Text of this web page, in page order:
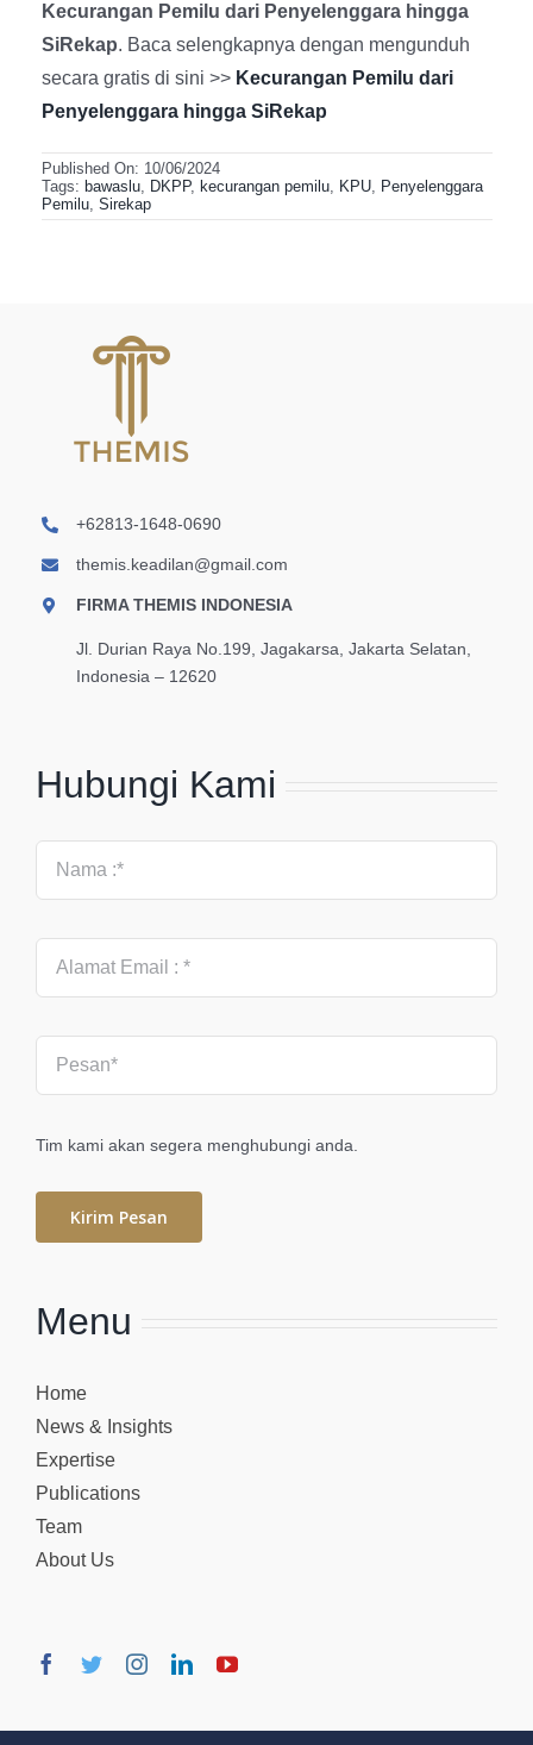
Kecurangan Pemilu dari Penyelenggara hingga
SiRekap. Baca selengkapnya dengan mengunduh
secara gratis di sini >> Kecurangan Pemilu dari
Penyelenggara hingga SiRekap
Published On: 10/06/2024
Tags: bawaslu, DKPP, kecurangan pemilu, KPU, Penyelenggara
Pemilu, Sirekap
+62813-1648-0690
themis.keadilan@gmail.com
FIRMA THEMIS INDONESIA
Jl. Durian Raya No.199, Jagakarsa, Jakarta Selatan,
Indonesia – 12620
Hubungi Kami
Tim kami akan segera menghubungi anda.
Kirim Pesan
Menu
Home
News & Insights
Expertise
Publications
Team
About Us